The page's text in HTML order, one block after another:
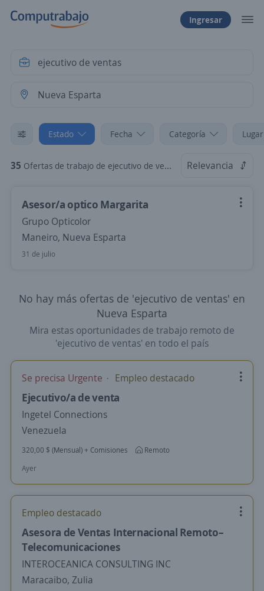
Ingresar
Estado Fecha Categoría
35 Ofertas de trabajo de ejecutivo de ventas en Nueva Esparta Relevancia
Asesor/a optico Margarita
Grupo Opticolor
Maneiro, Nueva Esparta
31 de julio
No hay más ofertas de 'ejecutivo de ventas' en
Nueva Esparta
Mira estas oportunidades de trabajo remoto de
'ejecutivo de ventas' en todo el país
Se precisa Urgente Empleo destacado
Ejecutivo/a de venta
Ingetel Connections
Venezuela
320,00 $ (Mensual) + Comisiones
Remoto
Ayer
Empleo destacado
Asesora de Ventas Internacional Remoto–
Telecomunicaciones
INTEROCEANICA CONSULTING INC
Maracaibo, Zulia